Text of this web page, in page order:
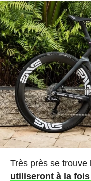
Très près se trouve
utiliseront à la